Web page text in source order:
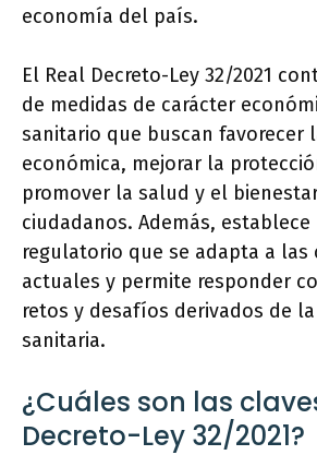
economía del país.
El Real Decreto-Ley 32/2021
de medidas de carácter
sanitario que buscan favorecer
económica, mejorar la
promover la salud y el
ciudadanos. Además, establece
regulatorio que se adapta a las
actuales y permite responder
retos y desafíos derivados de
sanitaria.
¿Cuáles son las
Decreto-Ley 32/2021?